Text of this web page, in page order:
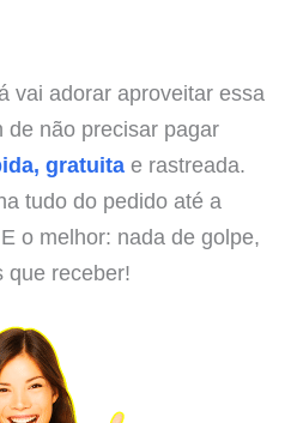
vai adorar aproveitar essa
de não precisar pagar
gratuita e rastreada.
tudo do pedido até a
o melhor: nada de golpe,
que receber!